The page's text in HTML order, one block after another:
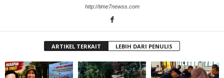
http://time7newss.com
ARTIKEL TERKAIT LEBIH DARI PENULIS